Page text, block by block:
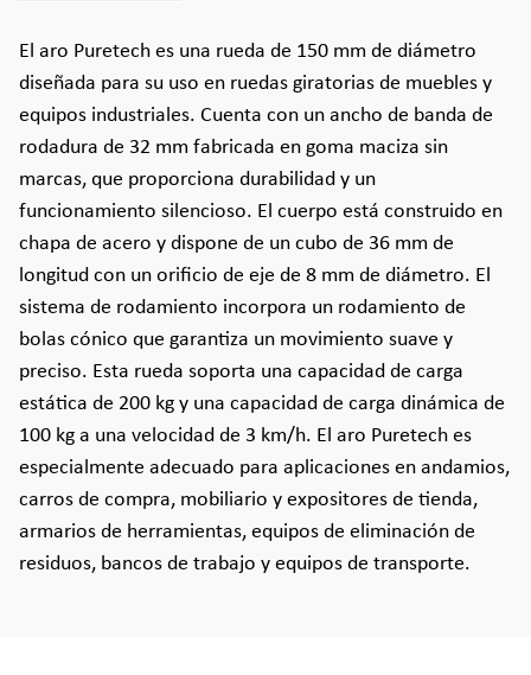
El aro Puretech es una rueda de 150 mm de diámetro
diseñada para su uso en ruedas giratorias de muebles y
equipos industriales. Cuenta con un ancho de banda de
rodadura de 32 mm fabricada en goma maciza sin
marcas, que proporciona durabilidad y un
funcionamiento silencioso. El cuerpo está construido en
chapa de acero y dispone de un cubo de 36 mm de
longitud con un orificio de eje de 8 mm de diámetro. El
sistema de rodamiento incorpora un rodamiento de
bolas cónico que garantiza un movimiento suave y
preciso. Esta rueda soporta una capacidad de carga
estática de 200 kg y una capacidad de carga dinámica de
100 kg a una velocidad de 3 km/h. El aro Puretech es
especialmente adecuado para aplicaciones en andamios,
carros de compra, mobiliario y expositores de tienda,
armarios de herramientas, equipos de eliminación de
residuos, bancos de trabajo y equipos de transporte.